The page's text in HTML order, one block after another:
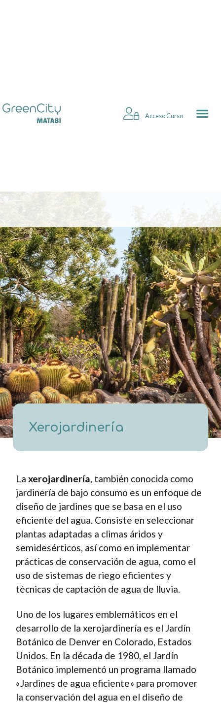
Acceso Curso
Xerojardinería
La xerojardinería, también conocida como
jardinería de bajo consumo es un enfoque de
diseño de jardines que se basa en el uso
eficiente del agua. Consiste en seleccionar
plantas adaptadas a climas áridos y
semidesérticos, así como en implementar
prácticas de conservación de agua, como el
uso de sistemas de riego eficientes y
técnicas de captación de agua de lluvia.
Uno de los lugares emblemáticos en el
desarrollo de la xerojardinería es el Jardín
Botánico de Denver en Colorado, Estados
Unidos. En la década de 1980, el Jardín
Botánico implementó un programa llamado
«Jardines de agua eficiente» para promover
la conservación del agua en el diseño de